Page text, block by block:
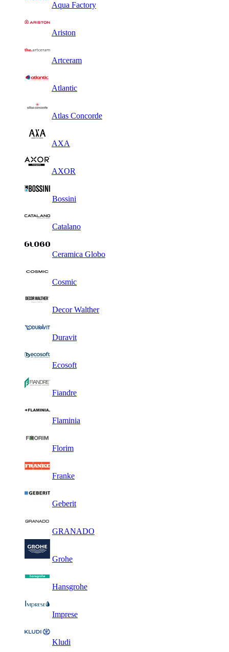
Aqua Factory
Ariston
Artceram
Atlantic
Atlas Concorde
AXA
AXOR
Bossini
Catalano
Ceramica Globo
Cosmic
Decor Walther
Duravit
Ecosoft
Fiandre
Flaminia
Florim
Franke
Geberit
GRANADO
Grohe
Hansgrohe
Imprese
Kludi